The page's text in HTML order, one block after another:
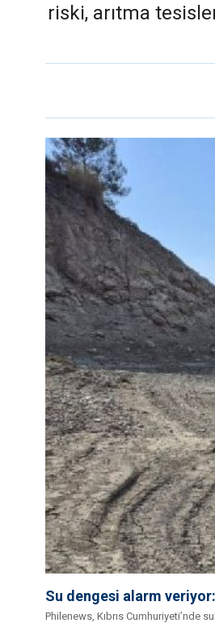
riski, arıtma
Su dengesi alarm
Philenews, Kıbrıs Cumhuriyeti’nde